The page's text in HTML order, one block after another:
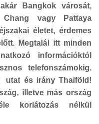
Bangkok városát,
vagy Pattaya
életet, érdemes
Megtalál itt minden
információktól
telefonszámokig.
utat és irány Thaiföld!
illetve más ország
korlátozás nélkül